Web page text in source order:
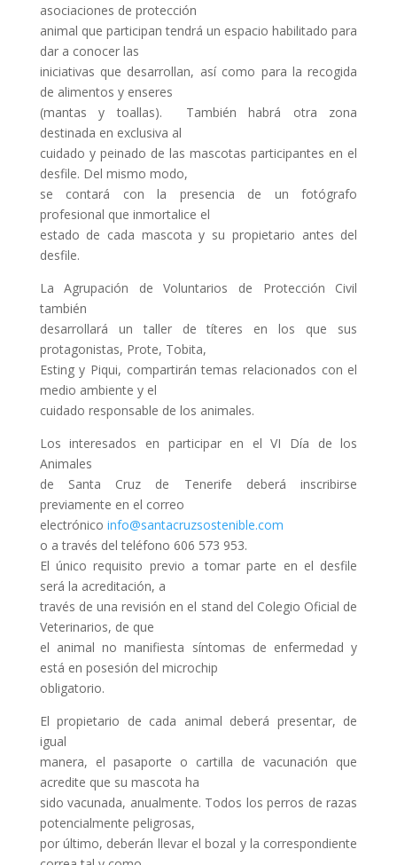
asociaciones de protección
animal que participan tendrá un espacio habilitado para
dar a conocer las
iniciativas que desarrollan, así como para la recogida
de alimentos y enseres
(mantas y toallas). También habrá otra zona
destinada en exclusiva al
cuidado y peinado de las mascotas participantes en el
desfile. Del mismo modo,
se contará con la presencia de un fotógrafo
profesional que inmortalice el
estado de cada mascota y su propietario antes del
desfile.
La Agrupación de Voluntarios de Protección Civil
también
desarrollará un taller de títeres en los que sus
protagonistas, Prote, Tobita,
Esting y Piqui, compartirán temas relacionados con el
medio ambiente y el
cuidado responsable de los animales.
Los interesados en participar en el VI Día de los
Animales
de Santa Cruz de Tenerife deberá inscribirse
previamente en el correo
electrónico info@santacruzsostenible.com
o a través del teléfono 606 573 953.
El único requisito previo a tomar parte en el desfile
será la acreditación, a
través de una revisión en el stand del Colegio Oficial de
Veterinarios, de que
el animal no manifiesta síntomas de enfermedad y
está en posesión del microchip
obligatorio.
El propietario de cada animal deberá presentar, de
igual
manera, el pasaporte o cartilla de vacunación que
acredite que su mascota ha
sido vacunada, anualmente. Todos los perros de razas
potencialmente peligrosas,
por último, deberán llevar el bozal y la correspondiente